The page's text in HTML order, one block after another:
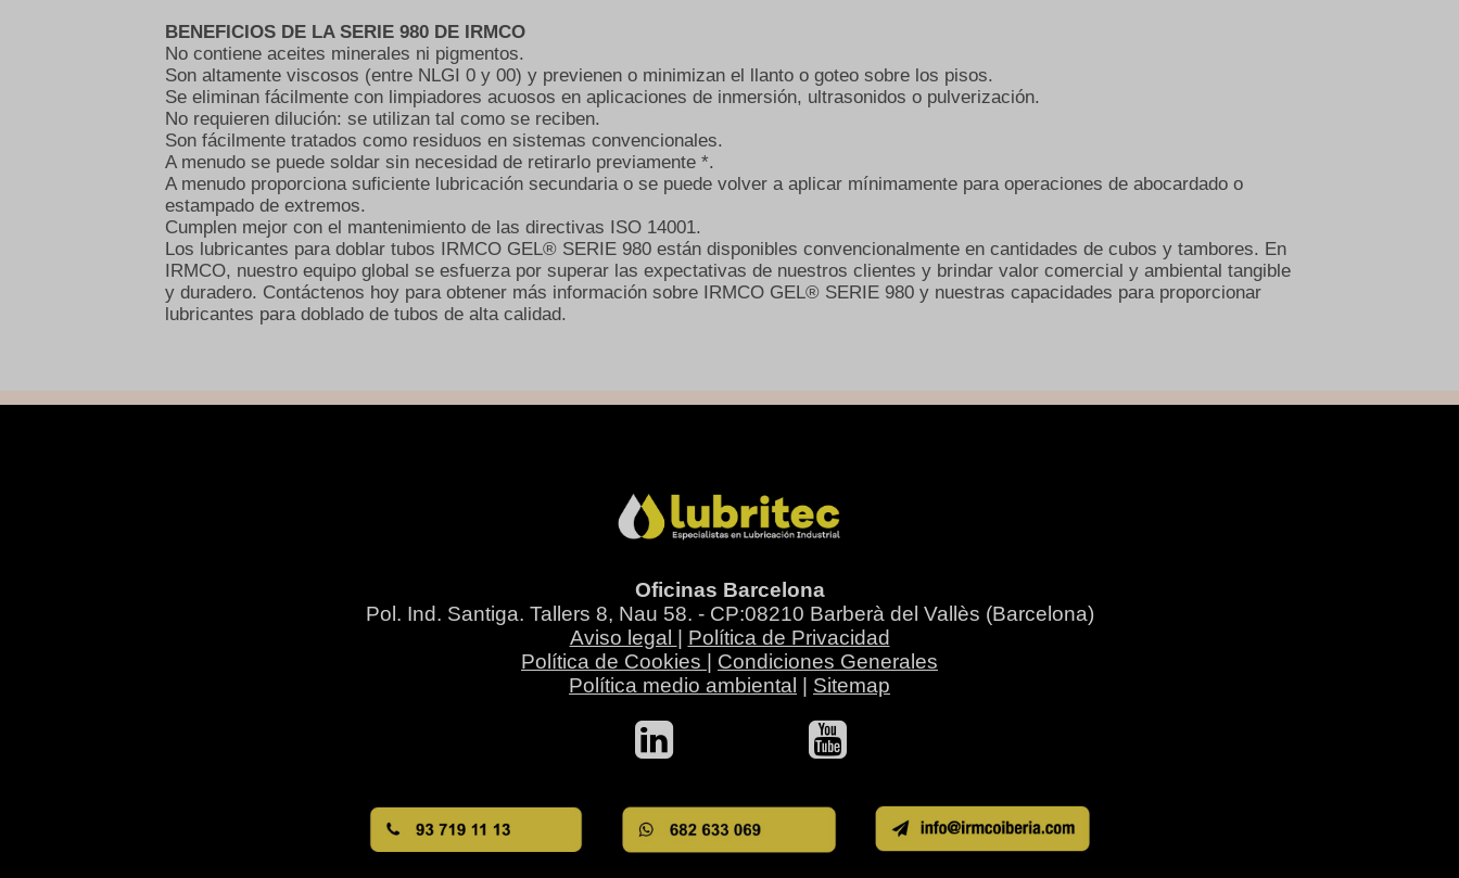
BENEFICIOS DE LA SERIE 980 DE IRMCO
No contiene aceites minerales ni pigmentos.
Son altamente viscosos (entre NLGI 0 y 00) y previenen o minimizan el llanto o goteo sobre los pisos.
Se eliminan fácilmente con limpiadores acuosos en aplicaciones de inmersión, ultrasonidos o pulverización.
No requieren dilución: se utilizan tal como se reciben.
Son fácilmente tratados como residuos en sistemas convencionales.
A menudo se puede soldar sin necesidad de retirarlo previamente *.
A menudo proporciona suficiente lubricación secundaria o se puede volver a aplicar mínimamente para operaciones de abocardado o
estampado de extremos.
Cumplen mejor con el mantenimiento de las directivas ISO 14001.
Los lubricantes para doblar tubos IRMCO GEL® SERIE 980 están disponibles convencionalmente en cantidades de cubos y tambores. En
IRMCO, nuestro equipo global se esfuerza por superar las expectativas de nuestros clientes y brindar valor comercial y ambiental tangible
y duradero. Contáctenos hoy para obtener más información sobre IRMCO GEL® SERIE 980 y nuestras capacidades para proporcionar
lubricantes para doblado de tubos de alta calidad.
Oficinas Barcelona
Pol. Ind. Santiga. Tallers 8, Nau 58. - CP:08210 Barberà del Vallès (Barcelona)
Aviso legal
Política de Privacidad
Política de Cookies
Condiciones Generales
Política medio ambiental
Sitemap